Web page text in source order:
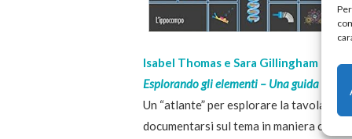
Isabel Thomas e Sara Gillingham
Esplorando gli elementi – Una guida
Un “atlante” per esplorare la tavola
documentarsi sul tema in maniera